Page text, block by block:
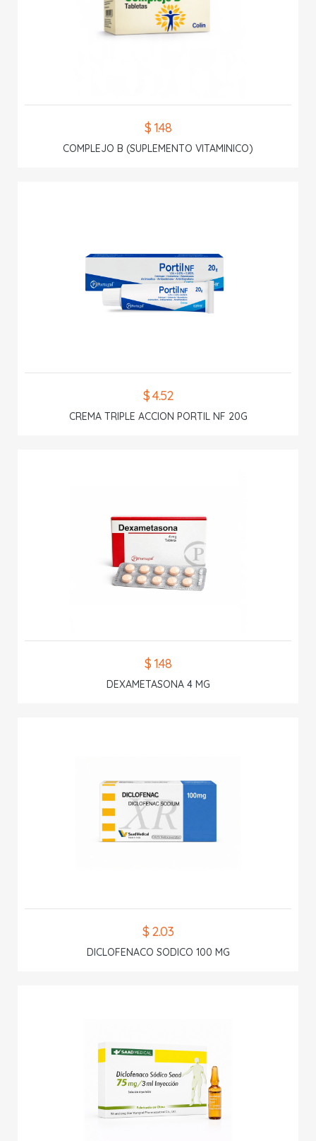
$ 1.48
COMPLEJO B (SUPLEMENTO VITAMINICO)
$ 4.52
CREMA TRIPLE ACCION PORTIL NF 20G
$ 1.48
DEXAMETASONA 4 MG
$ 2.03
DICLOFENACO SODICO 100 MG